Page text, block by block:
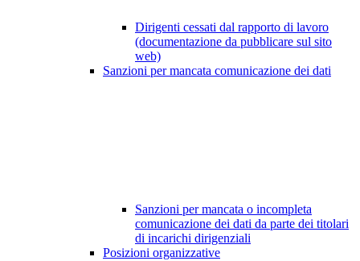
Dirigenti cessati dal rapporto di lavoro
(documentazione da pubblicare sul sito
web)
Sanzioni per mancata comunicazione dei dati
Sanzioni per mancata o incompleta
comunicazione dei dati da parte dei titolari
di incarichi dirigenziali
Posizioni organizzative